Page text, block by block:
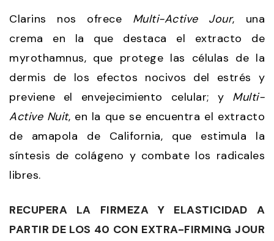
Clarins nos ofrece Multi-Active Jour, una
crema en la que destaca el extracto de
myrothamnus, que protege las células de la
dermis de los efectos nocivos del estrés y
previene el envejecimiento celular; y Multi-
Active Nuit, en la que se encuentra el extracto
de amapola de California, que estimula la
síntesis de colágeno y combate los radicales
libres.
RECUPERA LA FIRMEZA Y ELASTICIDAD A
PARTIR DE LOS 40 CON EXTRA-FIRMING JOUR